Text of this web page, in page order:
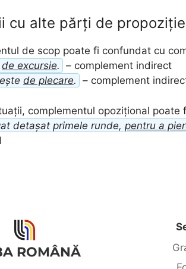
cu alte părți de propoziție
de scop poate fi confundat cu
de excursie. – complement indirect
de plecare. – complement
complementul opozițional
detașat primele runde, pentru a
ROMÂNĂ